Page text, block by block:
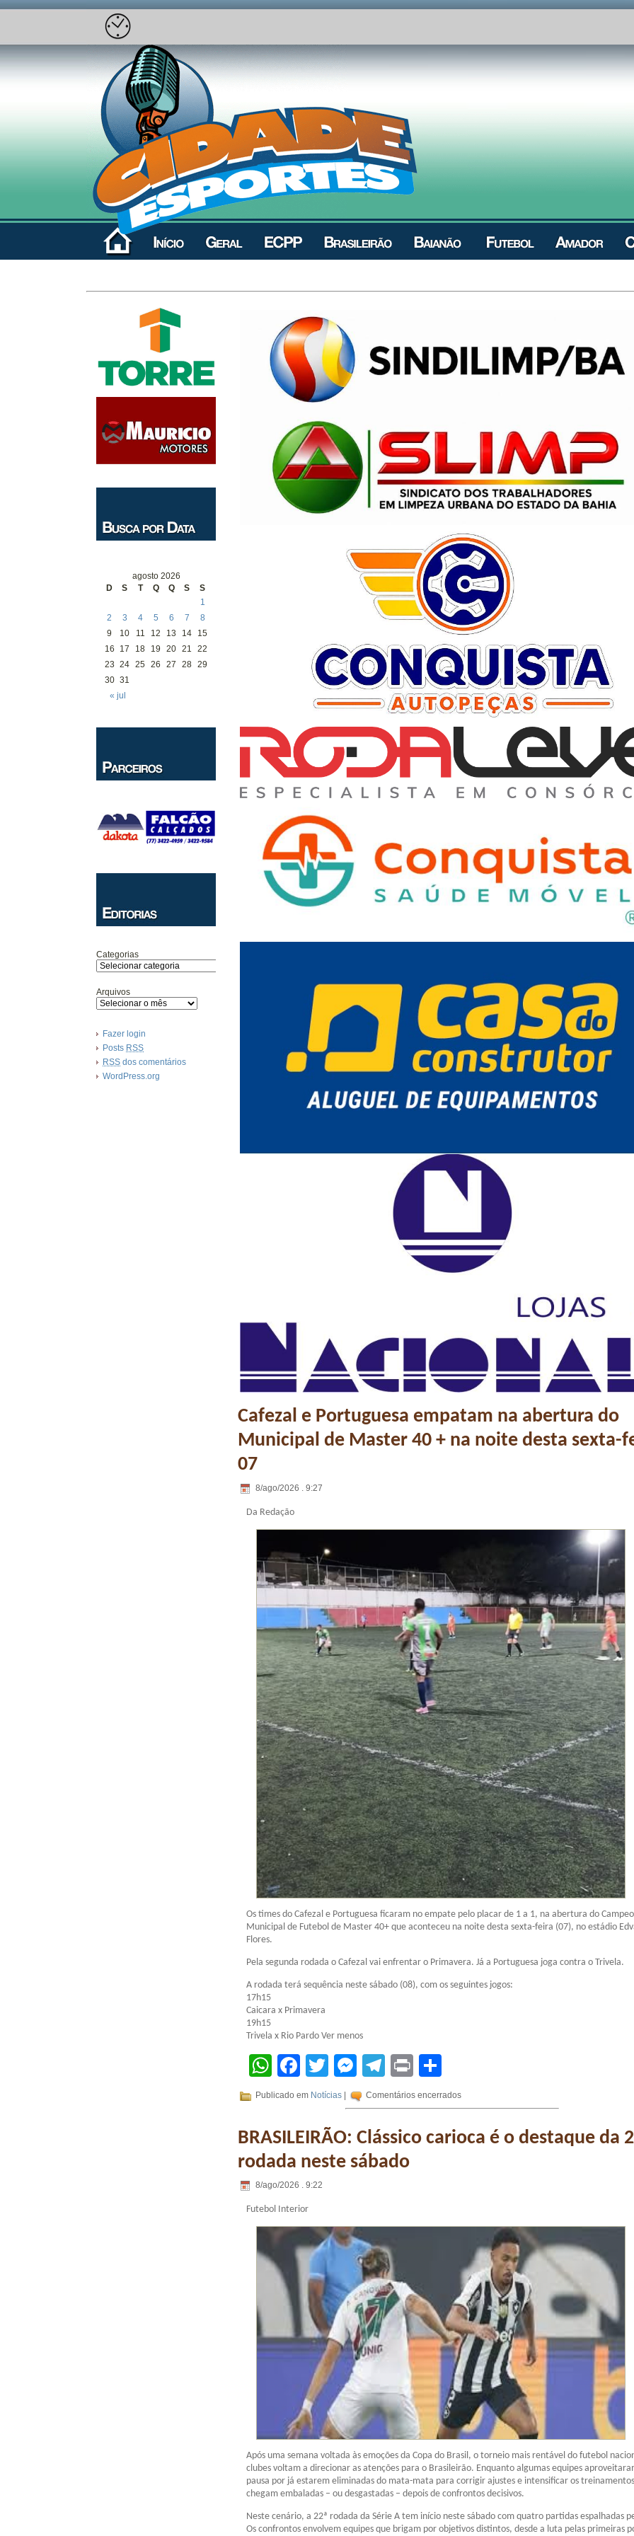
agosto 2026
D
S T Q Q S S
« jul
1
2
3 4 5 6 7
8
9
10 11 12 13 14
15
16
17 18 19 20 21
22
23 24 25 26 27 28 29
30 31
Categorias
Arquivos
Fazer login
Posts RSS
RSS dos comentários
WordPress.org
Cafezal e Portuguesa empatam na abertura do
Municipal de Master 40 + na noite desta sexta-
07
8/ago/2026 . 9:27
Da Redação
Os times do Cafezal e Portuguesa ficaram no empate pelo placar de 1 a 1, na abertura do
Municipal de Futebol de Master 40+ que aconteceu na noite desta sexta-feira (07), no estádio
Flores.
Pela segunda rodada o Cafezal vai enfrentar o Primavera. Já a Portuguesa joga contra o Trivela.
A rodada terá sequência neste sábado (08), com os seguintes jogos:
17h15
Caicara x Primavera
19h15
Trivela x Rio Pardo Ver menos
WhatsApp
Facebook
Twitter
Messenger
Telegram
Print
Publicado em Notícias | Comentários encerrados
BRASILEIRÃO: Clássico carioca é o destaque da
rodada neste sábado
8/ago/2026 . 9:22
Futebol Interior
Após uma semana voltada às emoções da Copa do Brasil, o torneio mais rentável do futebol
clubes voltam a direcionar as atenções para o Brasileirão. Enquanto algumas equipes
pausa por já estarem eliminadas do mata-mata para corrigir ajustes e intensificar os
chegam embaladas – ou desgastadas – depois de confrontos decisivos.
Neste cenário, a 22ª rodada da Série A tem início neste sábado com quatro partidas espalhadas
Os confrontos envolvem equipes que brigam por objetivos distintos, desde a luta pelas primeiras